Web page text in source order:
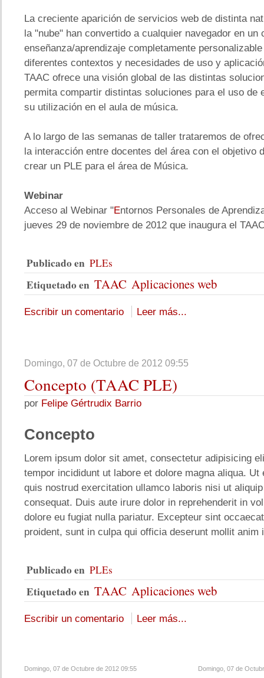
La creciente aparición de servicios web de distinta
la "nube" han convertido a cualquier navegador en un
enseñanza/aprendizaje completamente
diferentes contextos y necesidades de uso y
TAAC ofrece una visión global de las distintas
permita compartir distintas soluciones para el uso de
su utilización en el aula de música.
A lo largo de las semanas de taller trataremos de
la interacción entre docentes del área con el objetivo
crear un PLE para el área de Música.
Webinar
Acceso al Webinar "Entornos Personales de
jueves 29 de noviembre de 2012 que inaugura el
Publicado en PLEs
Etiquetado en TAAC Aplicaciones web
Escribir un comentario Leer más...
Domingo, 07 de Octubre de 2012 09:55
Concepto (TAAC PLE)
por Felipe Gértrudix Barrio
Concepto
Lorem ipsum dolor sit amet, consectetur adipisicing
tempor incididunt ut labore et dolore magna aliqua.
quis nostrud exercitation ullamco laboris nisi ut
consequat. Duis aute irure dolor in reprehenderit in
dolore eu fugiat nulla pariatur. Excepteur sint
proident, sunt in culpa qui officia deserunt mollit anim
Publicado en PLEs
Etiquetado en TAAC Aplicaciones web
Escribir un comentario Leer más...
Domingo, 07 de Octubre de 2012 09:55 Domingo, 07 de